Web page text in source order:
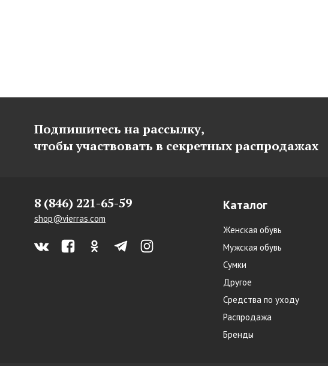
Подпишитесь на рассылку,
чтобы участвовать в секретных распродажах
8 (846) 221-65-59
shop@vierras.com
Каталог
Женская обувь
Мужская обувь
Сумки
Другое
Средства по уходу
Распродажа
Бренды